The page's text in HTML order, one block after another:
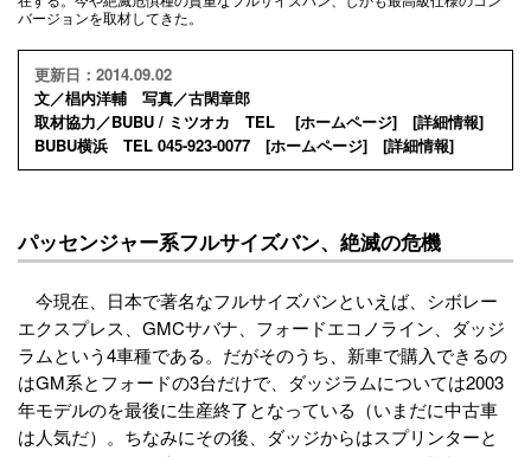
バージョンを取材してきた。
更新日：2014.09.02
文／椙内洋輔 写真／古閑章郎
取材協力／BUBU / ミツオカ TEL [ホームページ] [詳細情報]
BUBU横浜 TEL 045-923-0077 [ホームページ] [詳細情報]
パッセンジャー系フルサイズバン、絶滅の危機
今現在、日本で著名なフルサイズバンといえば、シボレー
エクスプレス、GMCサバナ、フォードエコノライン、ダッジ
ラムという4車種である。だがそのうち、新車で購入できるの
はGM系とフォードの3台だけで、ダッジラムについては2003
年モデルのを最後に生産終了となっている（いまだに中古車
は人気だ）。ちなみにその後、ダッジからはスプリンターと